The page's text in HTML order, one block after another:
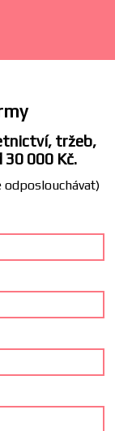
tržeb,
000 Kč.
odposlouchávat)